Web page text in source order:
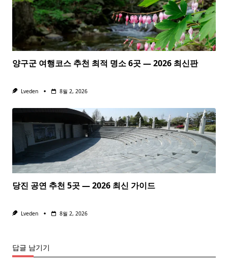
양구군 여행코스 추천 최적 명소 6곳 — 2026 최신판
Lveden 8월 2, 2026
당진 공연 추천 5곳 — 2026 최신 가이드
Lveden 8월 2, 2026
답글 남기기